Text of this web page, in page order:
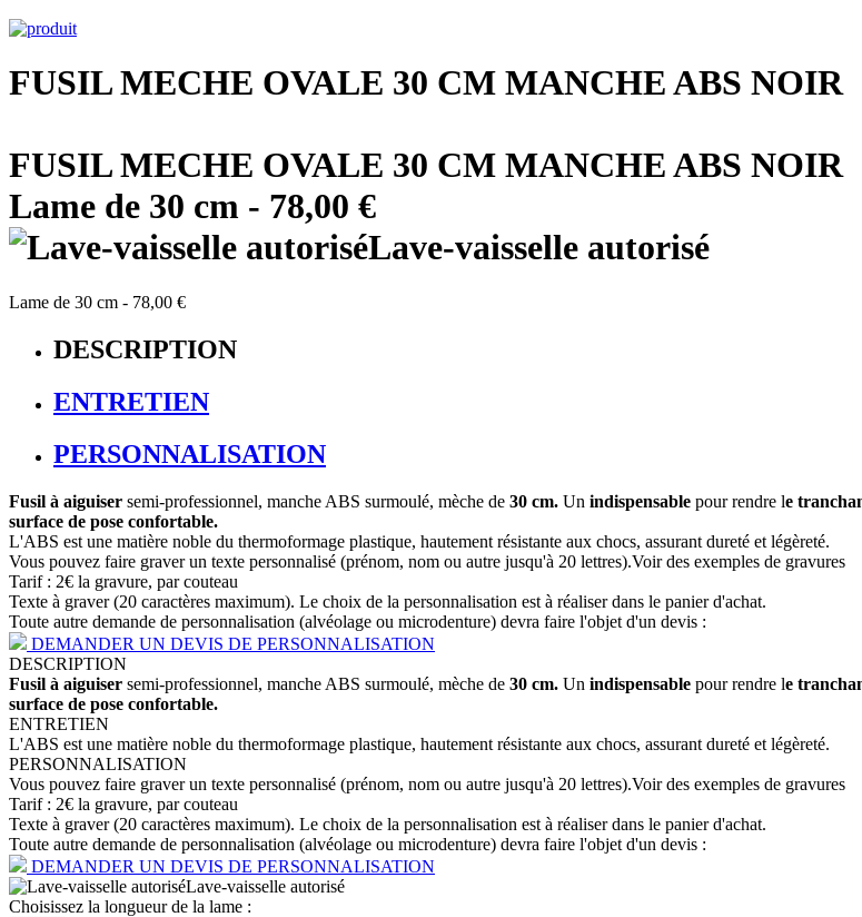
FUSIL MECHE OVALE 30 CM MANCHE ABS NOIR
FUSIL MECHE OVALE 30 CM MANCHE ABS NOIR
Lame de 30 cm - 78,00 €
Lave-vaisselle autorisé
Lame de 30 cm - 78,00 €
DESCRIPTION
ENTRETIEN
PERSONNALISATION
Fusil à aiguiser semi-professionnel, manche ABS surmoulé, mèche de 30 cm. Un indispensable pour rendre le
surface de pose confortable.
L'ABS est une matière noble du thermoformage plastique, hautement résistante aux chocs, assurant dureté et légèreté.
Vous pouvez faire graver un texte personnalisé (prénom, nom ou autre jusqu'à 20 lettres).Voir des exemples de gravures
Tarif : 2€ la gravure, par couteau
Texte à graver (20 caractères maximum). Le choix de la personnalisation est à réaliser dans le panier d'achat.
Toute autre demande de personnalisation (alvéolage ou microdenture) devra faire l'objet d'un devis :
DEMANDER UN DEVIS DE PERSONNALISATION
DESCRIPTION
Fusil à aiguiser semi-professionnel, manche ABS surmoulé, mèche de 30 cm. Un indispensable pour rendre le
surface de pose confortable.
ENTRETIEN
L'ABS est une matière noble du thermoformage plastique, hautement résistante aux chocs, assurant dureté et légèreté.
PERSONNALISATION
Vous pouvez faire graver un texte personnalisé (prénom, nom ou autre jusqu'à 20 lettres).Voir des exemples de gravures
Tarif : 2€ la gravure, par couteau
Texte à graver (20 caractères maximum). Le choix de la personnalisation est à réaliser dans le panier d'achat.
Toute autre demande de personnalisation (alvéolage ou microdenture) devra faire l'objet d'un devis :
DEMANDER UN DEVIS DE PERSONNALISATION
Lave-vaisselle autorisé
Choisissez la longueur de la lame :